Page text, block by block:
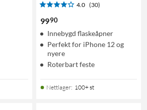
4.0 (30)
9990
Innebygd flaskeåpner
Perfekt for iPhone 12 og
nyere
Roterbart feste
Nettlager: 100+ st